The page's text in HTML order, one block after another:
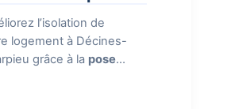
nécessaire pour
le remplacement
seule intervention.
l’isolation de
logement à Décines-
grâce à la pose